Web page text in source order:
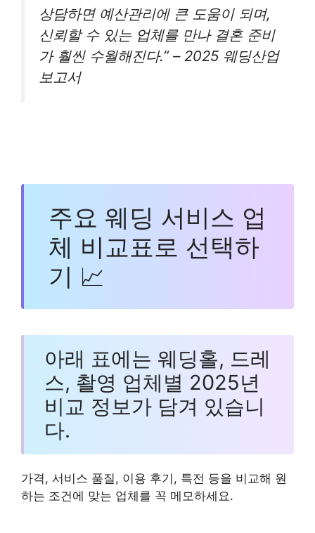
상담하면 예산관리에 큰 도움이 되며,
신뢰할 수 있는 업체를 만나 결혼 준비
가 훨씬 수월해진다.” – 2025 웨딩산업
보고서
주요 웨딩 서비스 업
체 비교표로 선택하
기 📈
아래 표에는 웨딩홀, 드레
스, 촬영 업체별 2025년
비교 정보가 담겨 있습니
다.
가격, 서비스 품질, 이용 후기, 특전 등을 비교해 원
하는 조건에 맞는 업체를 꼭 메모하세요.